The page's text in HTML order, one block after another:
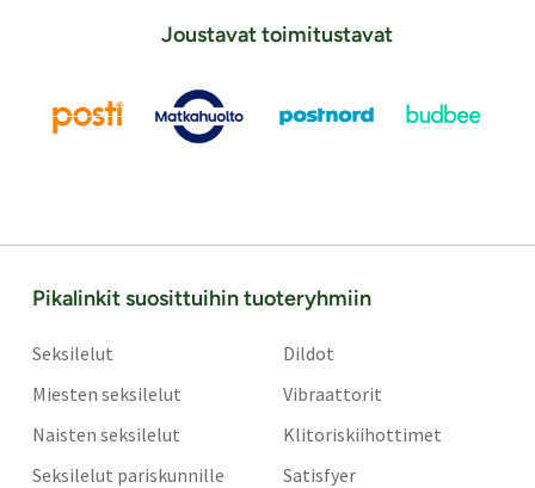
Joustavat toimitustavat
Pikalinkit suosittuihin tuoteryhmiin
Seksilelut
Miesten seksilelut
Naisten seksilelut
Seksilelut pariskunnille
Dildot
Vibraattorit
Klitoriskiihottimet
Satisfyer